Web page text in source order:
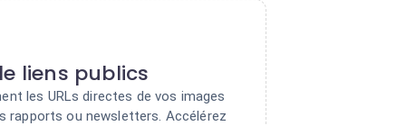
liens publics
les URLs directes de vos images
rapports ou newsletters. Accélérez